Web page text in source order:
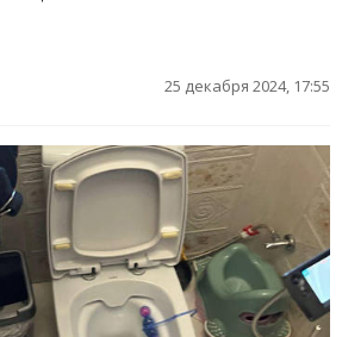
25 декабря 2024, 17:55